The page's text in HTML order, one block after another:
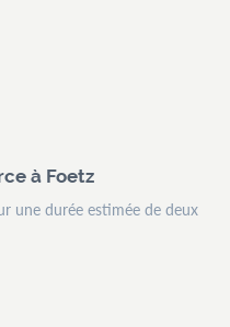
à Foetz
une durée estimée de deux